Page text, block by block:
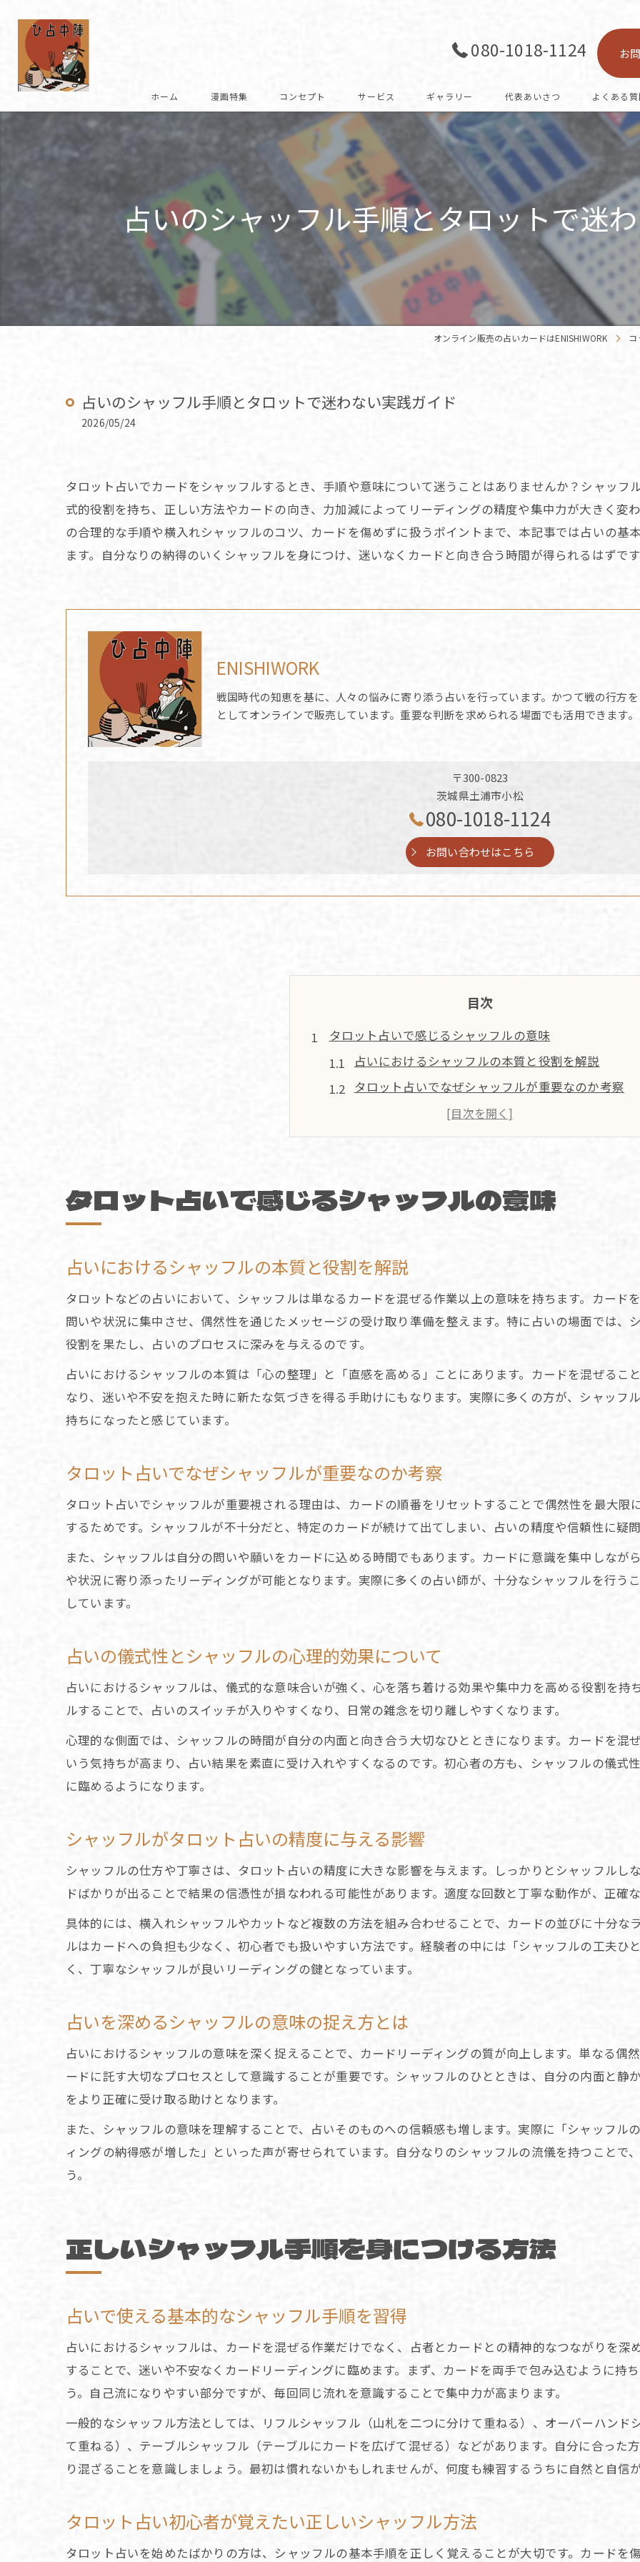
080-1018-1124 お
ホーム 漫画特集
復刻への想い
コンセプト サービス ギャラリー 代表あいさつ よくある
占いのシャッフル手順とタロットで迷
オンライン販売の占いカードはENISHIWORK コ
占いのシャッフル手順とタロットで迷わない実践ガイド
2026/05/24
タロット占いでカードをシャッフルするとき、手順や意味について迷うことはありませんか？シャッフ
式的役割を持ち、正しい方法やカードの向き、力加減によってリーディングの精度や集中力が大きく変
の合理的な手順や横入れシャッフルのコツ、カードを傷めずに扱うポイントまで、本記事では占いの基
ます。自分なりの納得のいくシャッフルを身につけ、迷いなくカードと向き合う時間が得られるはずで
ENISHIWORK
戦国時代の知恵を基に、人々の悩みに寄り添う占いを行っています。かつて戦の行方
としてオンラインで販売しています。重要な判断を求められる場面でも活用できます。
〒300-0823
茨城県土浦市小松
080-1018-1124
お問い合わせはこちら
目次
タロット占いで感じるシャッフルの意味
占いにおけるシャッフルの本質と役割を解説
タロット占いでなぜシャッフルが重要なのか考察
占いの儀式性とシャッフルの心理的効果について
シャッフルがタロット占いの精度に与える影響
正しいシャッフル手順を身につける方法
占いで使える基本的なシャッフル手順を習得
占いの精度を高めるシャッフル手順のコツ
カードを傷めない占いのシャッフル練習法
占いで実践したいシャッフルの流れと注意点
横入れシャッフルならカードを傷めず安心
占い初心者も安心の横入れシャッフルのポイント
カードを守る横入れシャッフルの占い的な利点
占いで人気の横入れシャッフルの練習法
シャッフルの向きが占いに与える影響とは
占いにおけるシャッフルの向きと意味の違い
タロット占いで気をつけたいシャッフルの方向性
占いで向きを意識したシャッフルの重要性
三大占術の違いと占い選びのヒント
世界の三大占いとは何かを基礎から学ぶ
占い初心者が知りたい三大占術の特徴と違い
占いを選ぶ際に押さえたいポイントを紹介
占いに集中するためのシャッフル習慣の作り方
シャッフル時の集中が占い結果に与える影響
タロット占いで感じるシャッフルの意味
占いにおけるシャッフルの本質と役割を解説
タロットなどの占いにおいて、シャッフルは単なるカードを混ぜる作業以上の意味を持ちます。カード
問いや状況に集中させ、偶然性を通じたメッセージの受け取り準備を整えます。特に占いの場面では、
役割を果たし、占いのプロセスに深みを与えるのです。
占いにおけるシャッフルの本質は「心の整理」と「直感を高める」ことにあります。カードを混ぜるこ
なり、迷いや不安を抱えた時に新たな気づきを得る手助けにもなります。実際に多くの方が、シャッフ
持ちになったと感じています。
タロット占いでなぜシャッフルが重要なのか考察
タロット占いでシャッフルが重要視される理由は、カードの順番をリセットすることで偶然性を最大
するためです。シャッフルが不十分だと、特定のカードが続けて出てしまい、占いの精度や信頼性に疑
また、シャッフルは自分の問いや願いをカードに込める時間でもあります。カードに意識を集中しなが
や状況に寄り添ったリーディングが可能となります。実際に多くの占い師が、十分なシャッフルを行う
しています。
占いの儀式性とシャッフルの心理的効果について
占いにおけるシャッフルは、儀式的な意味合いが強く、心を落ち着ける効果や集中力を高める役割を持
ルすることで、占いのスイッチが入りやすくなり、日常の雑念を切り離しやすくなります。
心理的な側面では、シャッフルの時間が自分の内面と向き合う大切なひとときになります。カードを混
いう気持ちが高まり、占い結果を素直に受け入れやすくなるのです。初心者の方も、シャッフルの儀式
に臨めるようになります。
シャッフルがタロット占いの精度に与える影響
シャッフルの仕方や丁寧さは、タロット占いの精度に大きな影響を与えます。しっかりとシャッフルし
ドばかりが出ることで結果の信憑性が損なわれる可能性があります。適度な回数と丁寧な動作が、正確
具体的には、横入れシャッフルやカットなど複数の方法を組み合わせることで、カードの並びに十分な
ルはカードへの負担も少なく、初心者でも扱いやすい方法です。経験者の中には「シャッフルの工夫ひ
く、丁寧なシャッフルが良いリーディングの鍵となっています。
占いを深めるシャッフルの意味の捉え方とは
占いにおけるシャッフルの意味を深く捉えることで、カードリーディングの質が向上します。単なる偶
ードに託す大切なプロセスとして意識することが重要です。シャッフルのひとときは、自分の内面と静
をより正確に受け取る助けとなります。
また、シャッフルの意味を理解することで、占いそのものへの信頼感も増します。実際に「シャッフル
ィングの納得感が増した」といった声が寄せられています。自分なりのシャッフルの流儀を持つことで
う。
正しいシャッフル手順を身につける方法
占いで使える基本的なシャッフル手順を習得
占いにおけるシャッフルは、カードを混ぜる作業だけでなく、占者とカードとの精神的なつながりを深
することで、迷いや不安なくカードリーディングに臨めます。まず、カードを両手で包み込むように持
う。自己流になりやすい部分ですが、毎回同じ流れを意識することで集中力が高まります。
一般的なシャッフル方法としては、リフルシャッフル（山札を二つに分けて重ねる）、オーバーハン
て重ねる）、テーブルシャッフル（テーブルにカードを広げて混ぜる）などがあります。自分に合った
り混ざることを意識しましょう。最初は慣れないかもしれませんが、何度も練習するうちに自然と自信
タロット占い初心者が覚えたい正しいシャッフル方法
タロット占いを始めたばかりの方は、シャッフルの基本手順を正しく覚えることが大切です。カードを